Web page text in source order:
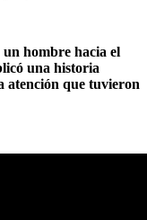
hombre hacia el
una historia
atención que tuvieron